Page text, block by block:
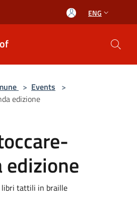
ENG
> Events >
edizione
edizione
libri tattili in braille